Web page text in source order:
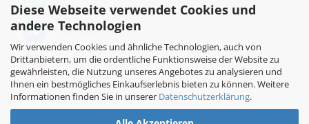
Diese Webseite verwendet Cookies und
andere Technologien
Wir verwenden Cookies und ähnliche Technologien, auch von
Drittanbietern, um die ordentliche Funktionsweise der Website zu
gewährleisten, die Nutzung unseres Angebotes zu analysieren und
Ihnen ein bestmögliches Einkaufserlebnis bieten zu können. Weitere
Informationen finden Sie in unserer Datenschutzerklärung.
Messenger: sinni.ch
Instagram: sinni_ch